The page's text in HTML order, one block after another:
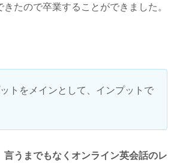
たので卒業することができました。
トをメインとして、インプットで
言うまでもなくオンライン英会話のレ